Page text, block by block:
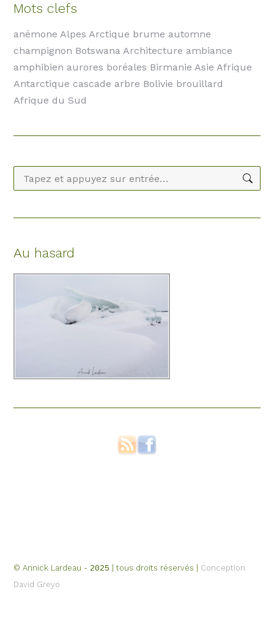
Mots clefs
anémone Alpes Arctique brume automne
champignon Botswana Architecture ambiance
amphibien aurores boréales Birmanie Asie Afrique
Antarctique cascade arbre Bolivie brouillard
Afrique du Sud
Recherche
:
Au hasard
© Annick Lardeau - 2025 | tous droits réservés |
Conception
David Greyo